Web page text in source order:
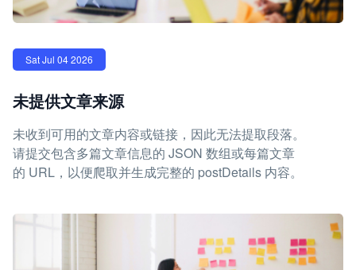
Sat Jul 04 2026
未提供文章来源
未收到可用的文章内容或链接，因此无法提取段落。
请提交包含多篇文章信息的 JSON 数组或每篇文章
的 URL，以便爬取并生成完整的 postDetails 内容。